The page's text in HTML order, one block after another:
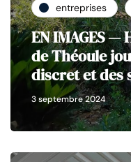
entreprises
EN IMAGES —
de Théoule
discret et des
3 septembre 2024